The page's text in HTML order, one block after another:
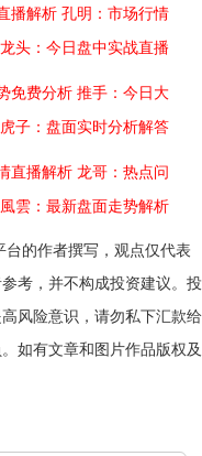
播解析 孔明：市场行情
龙头：今日盘中实战直播
免费分析 推手：今日大
虎子：盘面实时分析解答
直播解析 龙哥：热点问
風雲：最新盘面走势解析
的作者撰写，观点仅代表
考，并不构成投资建议。投
风险意识，请勿私下汇款给
如有文章和图片作品版权及